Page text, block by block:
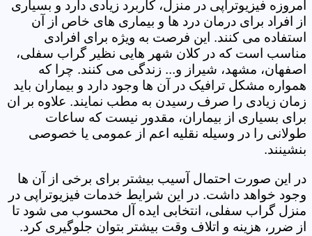
امروزه فیزیوتراپی در منزل، کاربرد زیادی دارد و بسیاری
از افراد برای درمان درد ها و بیماری های خاص از آن
استفاده می کنند. این فرصت به ویژه برای افرادی
مناسب است که در کلان شهر هایی نظیر گراب سفلی،
اصفهان، مشهد، شیراز و... زندگی می کنند. چرا که
همواره مشکل ترافیک در آن ها وجود دارد و بیماران باید
زمان زیادی را صرف رسیدن به مطب نمایند. علاوه بر ان
برای بسیاری از بیماران، مقدور نیست که ساعات
طولانی را در وسیله نقلیه اعم از عمومی یا خصوصی
بنشینند.
در این صورت احتمال آسیب بیشتر برای برخی از آن ها
وجود خواهد داشت. در این شرایط خدمات فیزیوتراپی در
منزل گراب سفلی، انتخابی ایده آل محسوب می شود تا
از ضرر، هزینه و اتلاف وقت بیشتر بتوان جلوگیری کرد.